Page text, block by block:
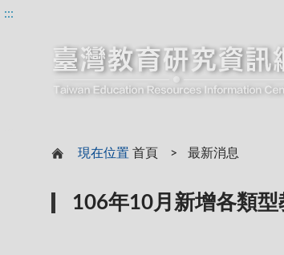
:::
現在位置 首頁 最新消息
106年10月新增各類